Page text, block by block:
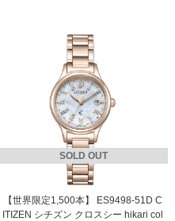
SOLD OUT
【世界限定1,500本】 ES9498-51D C
ITIZEN シチズン クロスシー hikari col